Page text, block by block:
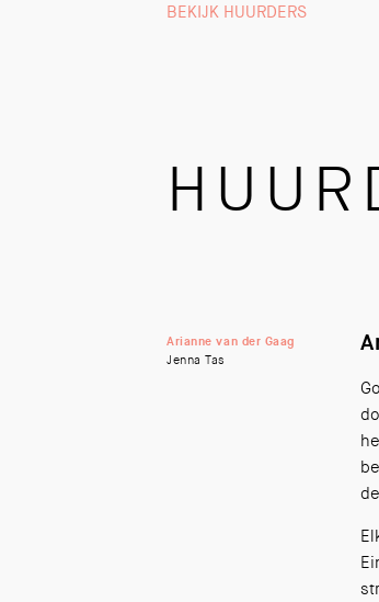
BEKIJK HUURDERS
Arianne van der Gaag
Jenna Tas